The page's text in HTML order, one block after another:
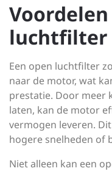
luchtfilter
Een open luchtfilter
naar de motor, wat
prestatie. Door meer
laten, kan de motor
vermogen leveren.
hogere snelheden of
Niet alleen kan een